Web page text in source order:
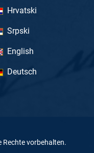
Hrvatski
Srpski
English
Deutsch
Rechte vorbehalten.